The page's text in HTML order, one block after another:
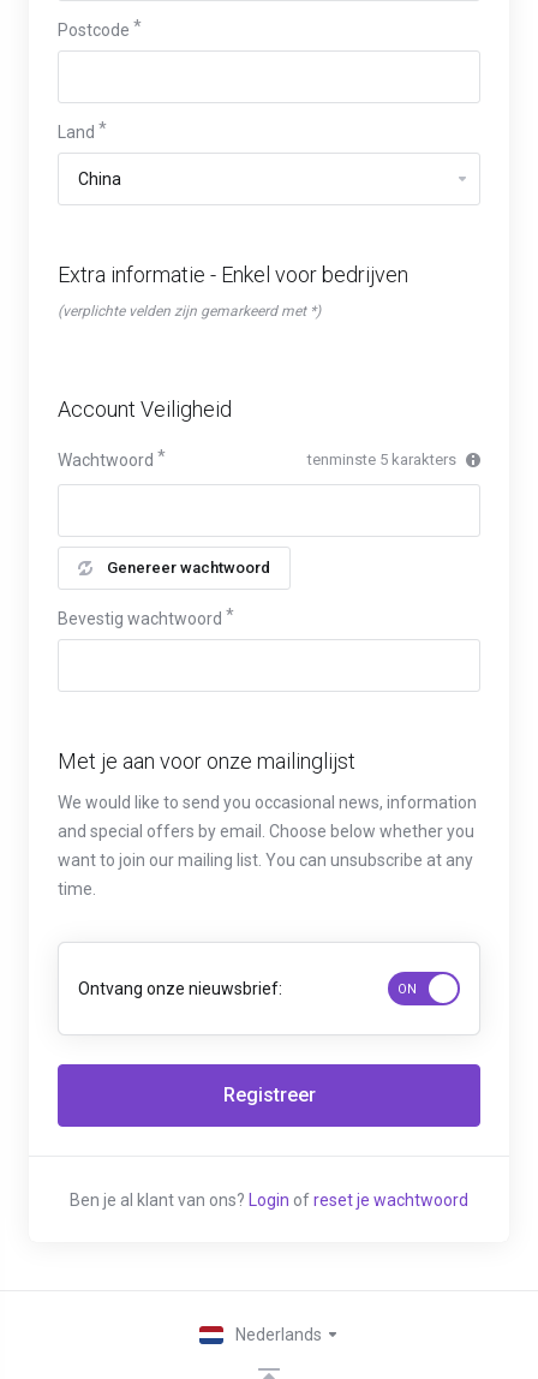
Postcode
Land
Extra informatie - Enkel voor bedrijven
(verplichte velden zijn gemarkeerd met *)
Account Veiligheid
Wachtwoord tenminste 5 karakters
Genereer wachtwoord
Bevestig wachtwoord
Met je aan voor onze mailinglijst
We would like to send you occasional news, information
and special offers by email. Choose below whether you
want to join our mailing list. You can unsubscribe at any
time.
Ontvang onze nieuwsbrief:
Ben je al klant van ons? Login ofreset je wachtwoord
Nederlands